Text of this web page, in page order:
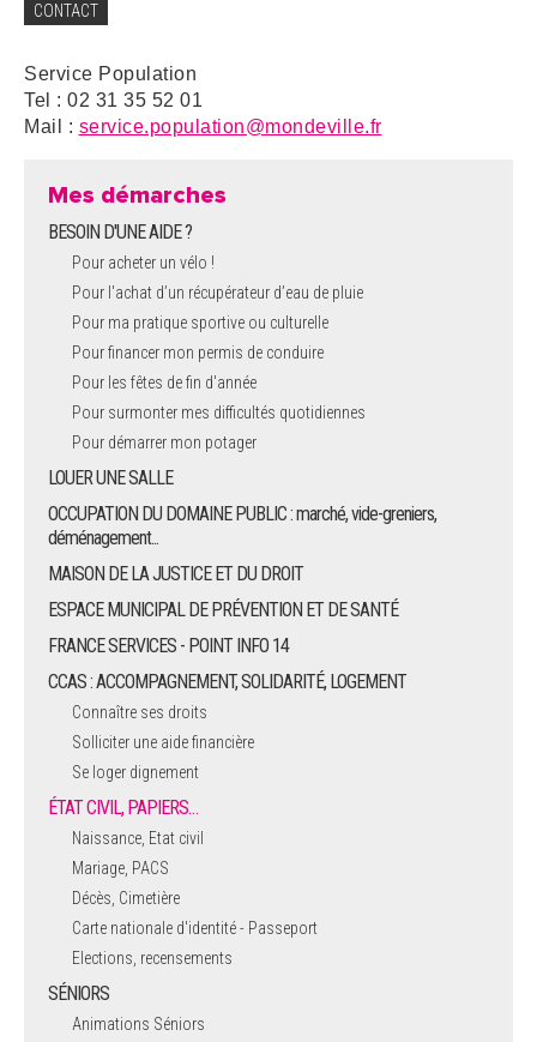
CONTACT
Service Population
Tel : 02 31 35 52 01
Mail : service.population@mondeville.fr
Mes démarches
BESOIN D'UNE AIDE ?
Pour acheter un vélo !
Pour l'achat d’un récupérateur d’eau de pluie
Pour ma pratique sportive ou culturelle
Pour financer mon permis de conduire
Pour les fêtes de fin d'année
Pour surmonter mes difficultés quotidiennes
Pour démarrer mon potager
LOUER UNE SALLE
OCCUPATION DU DOMAINE PUBLIC : marché, vide-greniers,
déménagement...
MAISON DE LA JUSTICE ET DU DROIT
ESPACE MUNICIPAL DE PRÉVENTION ET DE SANTÉ
FRANCE SERVICES - POINT INFO 14
CCAS : ACCOMPAGNEMENT, SOLIDARITÉ, LOGEMENT
Connaître ses droits
Solliciter une aide financière
Se loger dignement
ÉTAT CIVIL, PAPIERS…
Naissance, Etat civil
Mariage, PACS
Décès, Cimetière
Carte nationale d'identité - Passeport
Elections, recensements
SÉNIORS
Animations Séniors